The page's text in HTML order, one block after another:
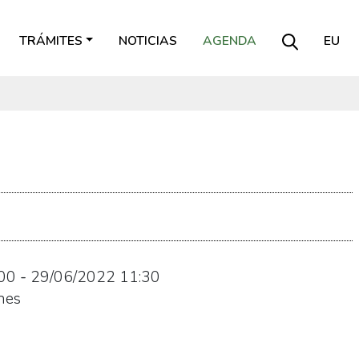
TRÁMITES NOTICIAS AGENDA EU
- 29/06/2022 11:30